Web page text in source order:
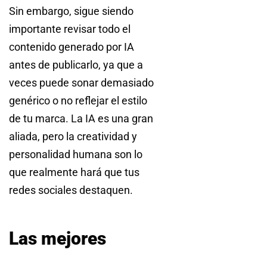
Sin embargo, sigue siendo
importante revisar todo el
contenido generado por IA
antes de publicarlo, ya que a
veces puede sonar demasiado
genérico o no reflejar el estilo
de tu marca. La IA es una gran
aliada, pero la creatividad y
personalidad humana son lo
que realmente hará que tus
redes sociales destaquen.
Las mejores